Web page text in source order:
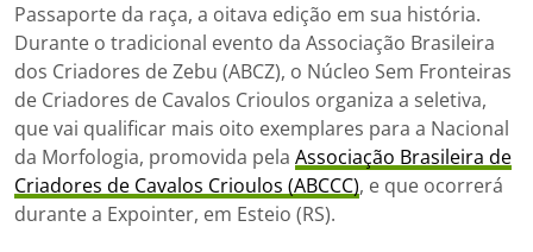
Passaporte da raça, a oitava edição em sua história.
Durante o tradicional evento da Associação Brasileira
dos Criadores de Zebu (ABCZ), o Núcleo Sem Fronteiras
de Criadores de Cavalos Crioulos organiza a seletiva,
que vai qualificar mais oito exemplares para a Nacional
da Morfologia, promovida pela Associação Brasileira de
Criadores de Cavalos Crioulos (ABCCC), e que ocorrerá
durante a Expointer, em Esteio (RS).